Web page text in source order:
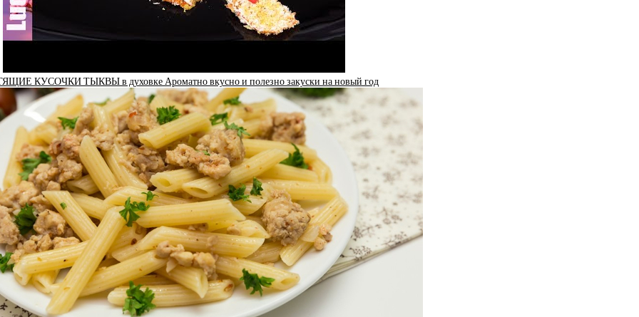
КУСОЧКИ ТЫКВЫ в духовке Ароматно вкусно и полезно закуски на новый год